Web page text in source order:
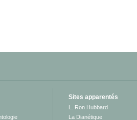
Sites apparentés
L. Ron Hubbard
La Dianétique